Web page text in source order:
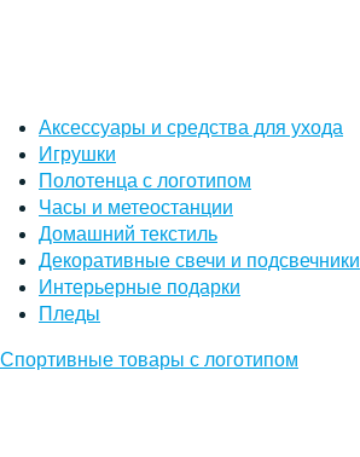
Аксессуары и средства для ухода
Игрушки
Полотенца с логотипом
Часы и метеостанции
Домашний текстиль
Декоративные свечи и подсвечники
Интерьерные подарки
Пледы
Спортивные товары с логотипом